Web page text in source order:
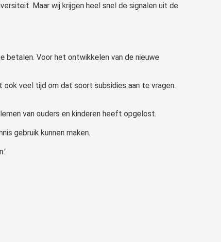
Maar wij krijgen heel snel de signalen uit de
betalen. Voor het ontwikkelen van de nieuwe
ook veel tijd om dat soort subsidies aan te vragen.
van ouders en kinderen heeft opgelost.
gebruik kunnen maken.